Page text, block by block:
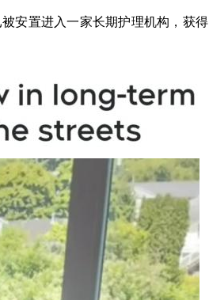
安置进入一家长期护理机构，获得